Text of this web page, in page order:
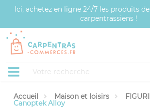
Ici, achetez en ligne 24/7 les produits
carpentrassiens !
Accueil Maison et loisirs
Canoptek Alloy
Panneau de gestion des cookies